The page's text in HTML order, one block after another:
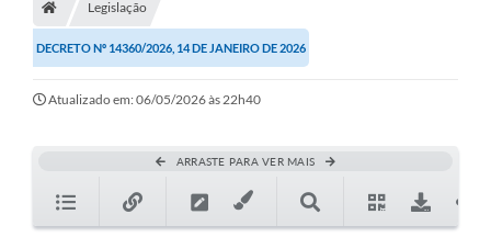
Legislação
DECRETO Nº 14360/2026, 14 DE JANEIRO DE 2026
Atualizado em: 06/05/2026 às 22h40
ARRASTE PARA VER MAIS